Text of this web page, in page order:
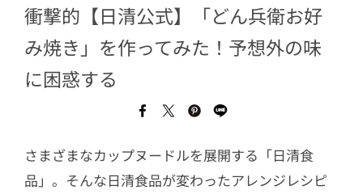
衝撃的【日清公式】「どん兵衛お好
み焼き」を作ってみた！予想外の味
に困惑する
さまざまなカップヌードルを展開する「日清食
品」。そんな日清食品が変わったアレンジレシピ